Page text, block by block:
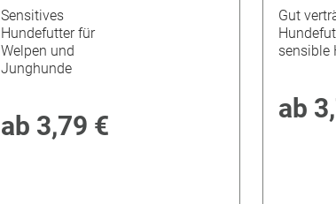
Sensitives
Hundefutter für
Welpen und
Junghunde
ab 3,79 €
Gut
sensible
ab